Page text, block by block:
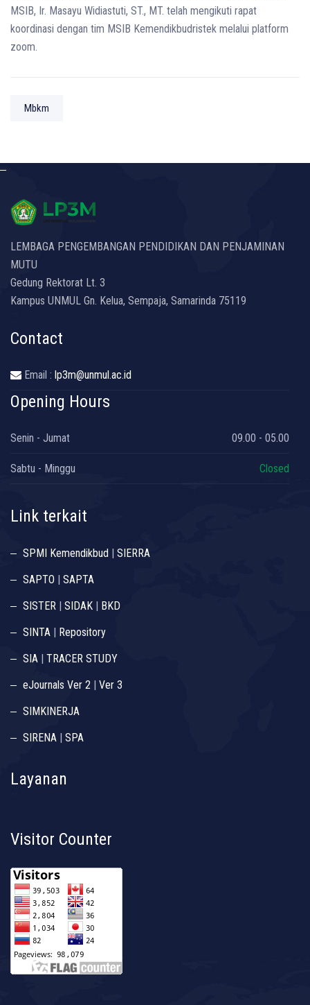
MSIB, Ir. Masayu Widiastuti, ST., MT. telah mengikuti rapat
koordinasi dengan tim MSIB Kemendikbudristek melalui platform
zoom.
Mbkm
LEMBAGA PENGEMBANGAN PENDIDIKAN DAN PENJAMINAN
MUTU
Gedung Rektorat Lt. 3
Kampus UNMUL Gn. Kelua, Sempaja, Samarinda 75119
Contact
Email : lp3m@unmul.ac.id
Opening Hours
Senin - Jumat 09.00 - 05.00
Sabtu - Minggu Closed
Link terkait
SPMI Kemendikbud | SIERRA
SAPTO | SAPTA
SISTER | SIDAK | BKD
SINTA | Repository
SIA | TRACER STUDY
eJournals Ver 2 | Ver 3
SIMKINERJA
SIRENA | SPA
Layanan
Visitor Counter